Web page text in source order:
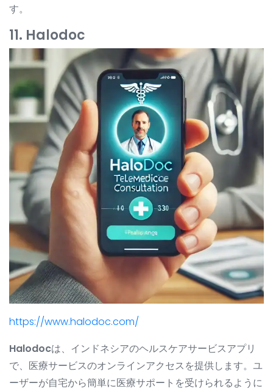
す。
11. Halodoc
https://www.halodoc.com/
Halodocは、インドネシアのヘルスケアサービスアプリ
で、医療サービスのオンラインアクセスを提供します。ユ
ーザーが自宅から簡単に医療サポートを受けられるように